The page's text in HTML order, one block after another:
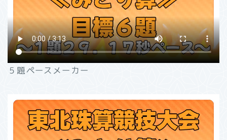
５題ペースメーカー